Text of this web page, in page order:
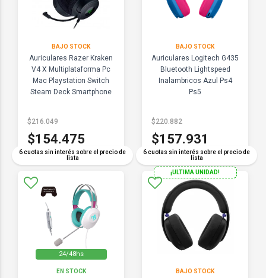
BAJO STOCK
Auriculares Razer Kraken
V4 X Multiplataforma Pc
Mac Playstation Switch
Steam Deck Smartphone
6 cuotas sin interés sobre el precio de
lista
$216.049
$154.475
BAJO STOCK
Auriculares Logitech G435
Bluetooth Lightspeed
Inalambricos Azul Ps4
Ps5
6 cuotas sin interés sobre el precio de
lista
$220.882
$157.931
24/48hs
EN STOCK
¡ULTIMA UNIDAD!
BAJO STOCK